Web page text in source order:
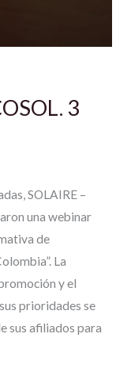
3
SOLAIRE –
una webinar
de
La
y el
prioridades se
sus afiliados para